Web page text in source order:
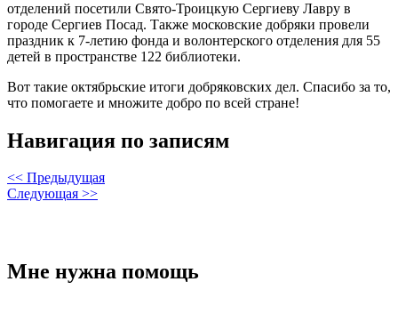
отделений посетили Свято-Троицкую Сергиеву Лавру в
городе Сергиев Посад. Также московские добряки провели
праздник к 7-летию фонда и волонтерского отделения для 55
детей в пространстве 122 библиотеки.
Вот такие октябрьские итоги добряковских дел. Спасибо за то,
что помогаете и множите добро по всей стране!
Навигация по записям
<< Предыдущая
Следующая >>
Мне нужна помощь